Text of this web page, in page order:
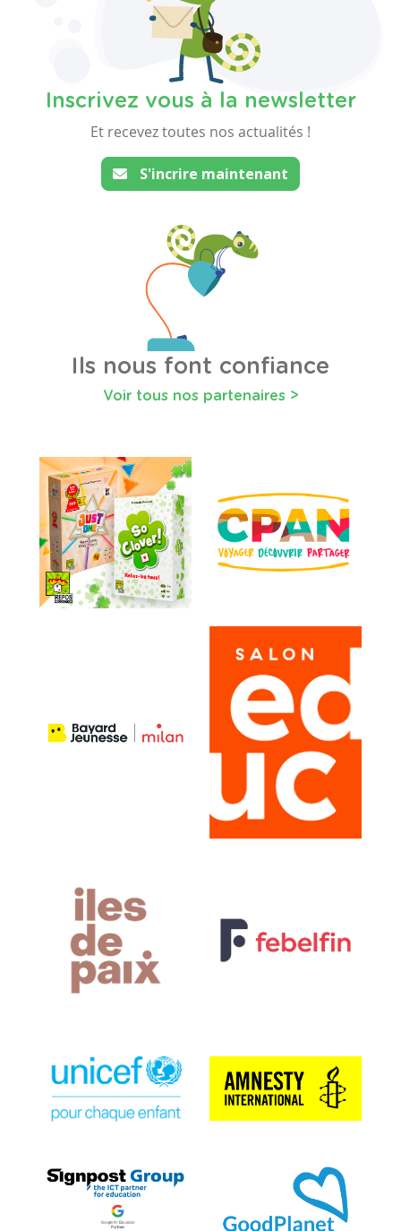
Inscrivez vous à la newsletter
Et recevez toutes nos actualités !
S'incrire maintenant
Ils nous font confiance
Voir tous nos partenaires >